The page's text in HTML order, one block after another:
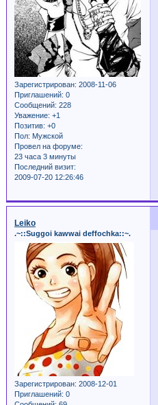
Зарегистрирован: 2008-11-06
Приглашений: 0
Сообщений: 228
Уважение: +1
Позитив: +0
Пол: Мужской
Провел на форуме:
23 часа 3 минуты
Последний визит:
2009-07-20 12:26:46
Leiko
.~::Suggoi kawwai deffochka::~.
Зарегистрирован: 2008-12-01
Приглашений: 0